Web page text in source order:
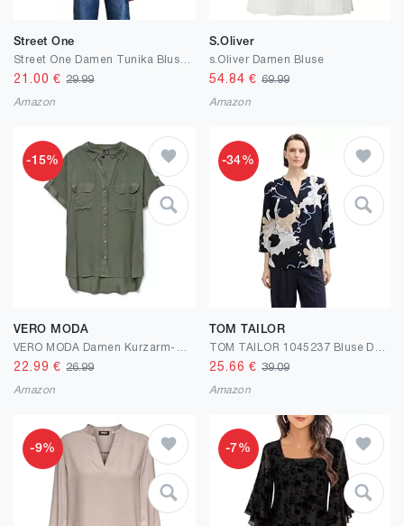
Street One
21.00 €29.99
Amazon
S.Oliver
s.Oliver Damen Bluse
54.84 € 69.99
Amazon
-15%
VERO MODA
22.99 €26.99
Amazon
-34%
TOM TAILOR
25.66 € 39.09
Amazon
-9% -7%